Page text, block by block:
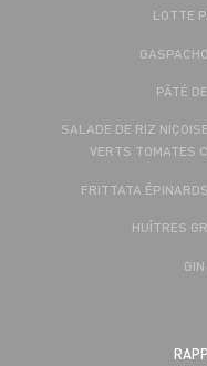
LOTTE
PÂTÉ
SALADE DE RIZ
VERTS TOMATES
FRITTATA
HUÎTRES